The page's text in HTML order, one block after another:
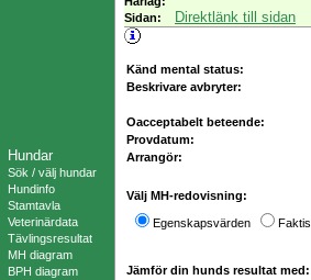
Hundar
Sök / välj hundar
Hundinfo
Stamtavla
Veterinärdata
Tävlingsresultat
MH diagram
BPH diagram
Sidan:
Direktlänk till sidan
Känd mental status:
Beskrivare avbryter:
Oacceptabelt beteende:
Provdatum:
Arrangör:
Välj MH-redovisning:
Egenskapsvärden
Jämför din hunds resultat med: